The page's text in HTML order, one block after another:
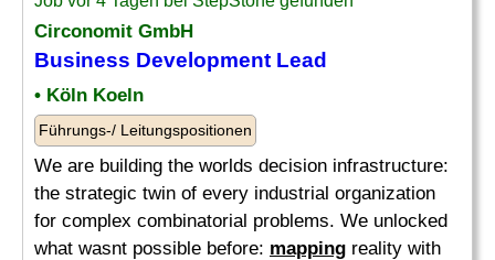
Circonomit GmbH
Business Development Lead
• Köln Koeln
Führungs-/ Leitungspositionen
We are building the worlds decision infrastructure:
the strategic twin of every industrial organization
for complex combinatorial problems. We unlocked
what wasnt possible before: mapping reality with